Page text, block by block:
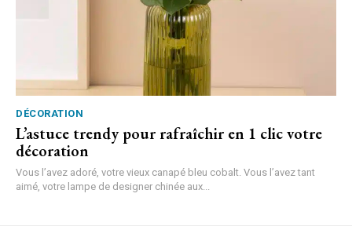
DÉCORATION
L’astuce trendy pour rafraîchir en 1 clic votre
décoration
Vous l’avez adoré, votre vieux canapé bleu cobalt. Vous l’avez tant
aimé, votre lampe de designer chinée aux...